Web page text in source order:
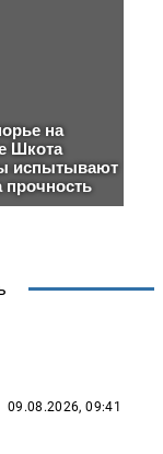
09.08.2026, 09:41